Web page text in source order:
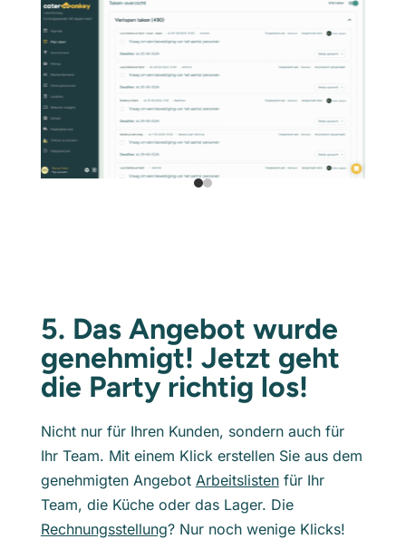
5. Das Angebot wurde
genehmigt! Jetzt geht
die Party richtig los!
Nicht nur für Ihren Kunden, sondern auch für
Ihr Team. Mit einem Klick erstellen Sie aus dem
genehmigten Angebot Arbeitslistenfür Ihr
Team, die Küche oder das Lager. Die
Rechnungsstellung? Nur noch wenige Klicks!